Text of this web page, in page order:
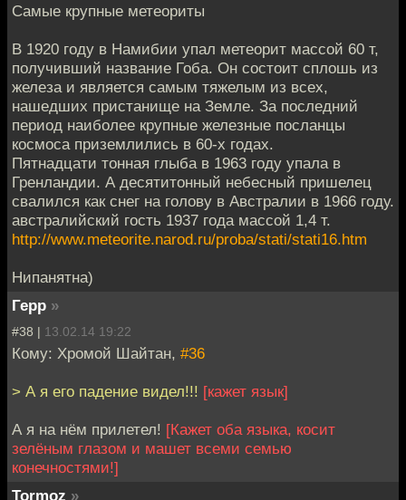
Самые крупные метеориты
В 1920 году в Намибии упал метеорит массой 60 т,
получивший название Гоба. Он состоит сплошь из
железа и является самым тяжелым из всех,
нашедших пристанище на Земле. За последний
период наиболее крупные железные посланцы
космоса приземлились в 60-х годах.
Пятнадцати тонная глыба в 1963 году упала в
Гренландии. А десятитонный небесный пришелец
свалился как снег на голову в Австралии в 1966 году.
австралийский гость 1937 года массой 1,4 т.
http://www.meteorite.narod.ru/proba/stati/stati16.htm
Нипанятна)
Герр »
#38 | 13.02.14 19:22
Кому: Хромой Шайтан, #36
> А я его падение видел!!! [кажет язык]
А я на нём прилетел! [Кажет оба языка, косит
зелёным глазом и машет всеми семью
конечностями!]
Tormoz »